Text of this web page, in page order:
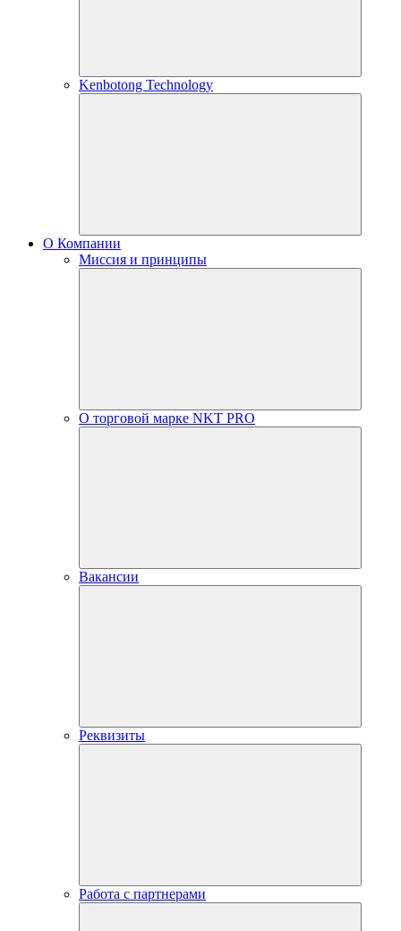
Kenbotong Technology
О Компании
Миссия и принципы
О торговой марке NKT PRO
Вакансии
Реквизиты
Работа с партнерами